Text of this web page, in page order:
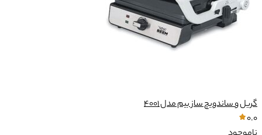
گریل و ساندویچ ساز بیم مدل 4001
0.0